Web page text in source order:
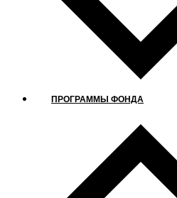
ПРОГРАММЫ ФОНДА